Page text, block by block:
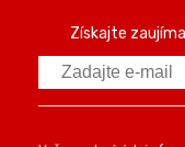
Získajte